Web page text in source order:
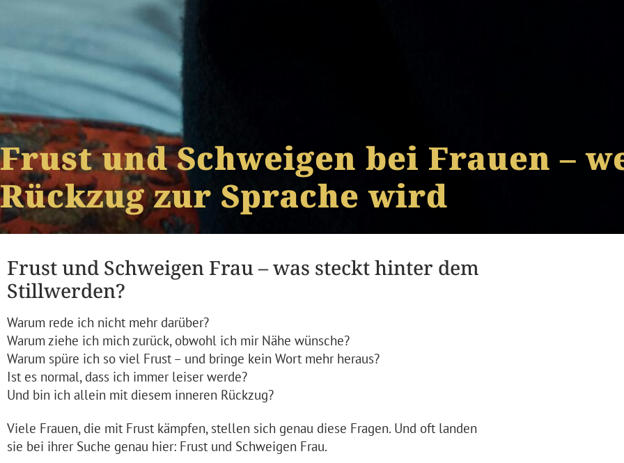
Frust und Schweigen bei Frauen –
Rückzug zur Sprache wird
Frust und Schweigen Frau – was steckt hinter dem
Stillwerden?
Warum rede ich nicht mehr darüber?
Warum ziehe ich mich zurück, obwohl ich mir Nähe wünsche?
Warum spüre ich so viel Frust – und bringe kein Wort mehr heraus?
Ist es normal, dass ich immer leiser werde?
Und bin ich allein mit diesem inneren Rückzug?
Viele Frauen, die mit Frust kämpfen, stellen sich genau diese Fragen. Und oft landen
sie bei ihrer Suche genau hier: Frust und Schweigen Frau.